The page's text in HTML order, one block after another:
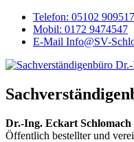
Telefon: 05102 909517
Mobil: 0172 9474547
E-Mail Info@SV-
Dr.-Ing. Eckart Schlomach
Öffentlich bestellter und